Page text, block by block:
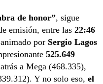
de honor”, sigue
emisión, entre las 22:46
por Sergio Lagos
525.649
a Mega (468.335),
Y no solo eso, el